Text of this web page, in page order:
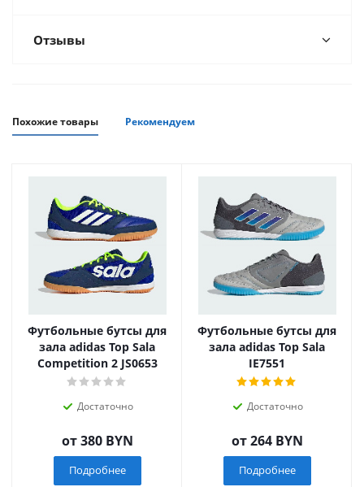
Отзывы
Похожие товары Рекомендуем
Футбольные бутсы для
зала adidas Top Sala
Competition 2 JS0653
Достаточно
от380 BYN
Подробнее
Футбольные бутсы для
зала adidas Top Sala
IE7551
Достаточно
от264 BYN
Подробнее